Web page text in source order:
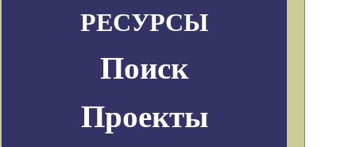
РЕСУРСЫ
Поиск
Проекты